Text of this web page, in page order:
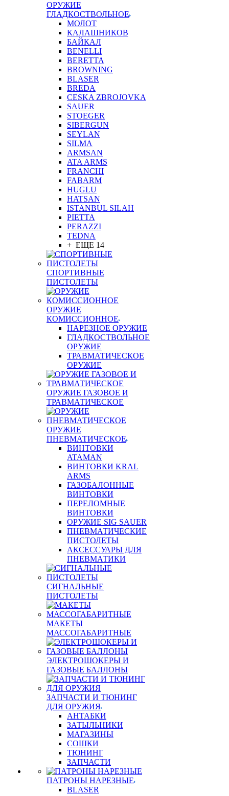
ОРУЖИЕ
ГЛАДКОСТВОЛЬНОЕ
МОЛОТ
КАЛАШНИКОВ
БАЙКАЛ
BENELLI
BERETTA
BROWNING
BLASER
BREDA
CESKA ZBROJOVKA
SAUER
STOEGER
SIBERGUN
SEYLAN
SILMA
ARMSAN
ATA ARMS
FRANCHI
FABARM
HUGLU
HATSAN
ISTANBUL SILAH
PIETTA
PERAZZI
TEDNA
+ ЕЩЕ 14
СПОРТИВНЫЕ
ПИСТОЛЕТЫ
ОРУЖИЕ
КОМИССИОННОЕ
НАРЕЗНОЕ ОРУЖИЕ
ГЛАДКОСТВОЛЬНОЕ
ОРУЖИЕ
ТРАВМАТИЧЕСКОЕ
ОРУЖИЕ
ОРУЖИЕ ГАЗОВОЕ И
ТРАВМАТИЧЕСКОЕ
ОРУЖИЕ
ПНЕВМАТИЧЕСКОЕ
ВИНТОВКИ
ATAMAN
ВИНТОВКИ KRAL
ARMS
ГАЗОБАЛОННЫЕ
ВИНТОВКИ
ПЕРЕЛОМНЫЕ
ВИНТОВКИ
ОРУЖИЕ SIG SAUER
ПНЕВМАТИЧЕСКИЕ
ПИСТОЛЕТЫ
АКСЕССУАРЫ ДЛЯ
ПНЕВМАТИКИ
СИГНАЛЬНЫЕ
ПИСТОЛЕТЫ
МАКЕТЫ
МАССОГАБАРИТНЫЕ
ЭЛЕКТРОШОКЕРЫ И
ГАЗОВЫЕ БАЛЛОНЫ
ЗАПЧАСТИ И ТЮНИНГ
ДЛЯ ОРУЖИЯ
АНТАБКИ
ЗАТЫЛЬНИКИ
МАГАЗИНЫ
СОШКИ
ТЮНИНГ
ЗАПЧАСТИ
ПАТРОНЫ НАРЕЗНЫЕ
BLASER